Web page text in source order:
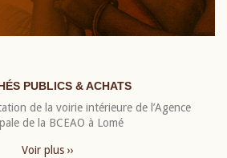
PUBLICS & ACHATS
de la voirie intérieure de l’Agence
de la BCEAO à Lomé
Voir plus ››